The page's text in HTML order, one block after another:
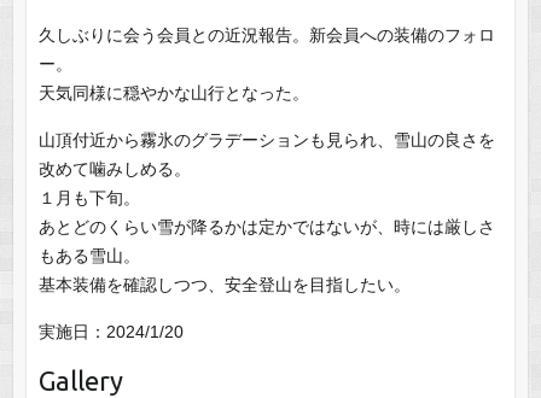
久しぶりに会う会員との近況報告。新会員への装備のフォロ
ー。
天気同様に穏やかな山行となった。
山頂付近から霧氷のグラデーションも見られ、雪山の良さを
改めて噛みしめる。
１月も下旬。
あとどのくらい雪が降るかは定かではないが、時には厳しさ
もある雪山。
基本装備を確認しつつ、安全登山を目指したい。
実施日：2024/1/20
Gallery